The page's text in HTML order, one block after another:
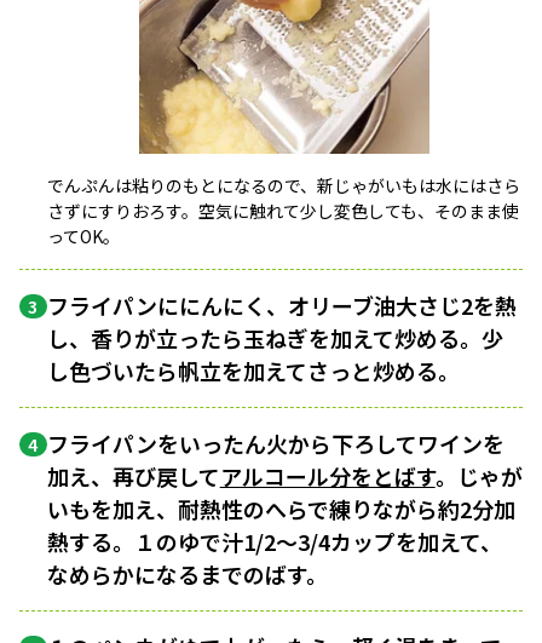
でんぷんは粘りのもとになるので、新じゃがいもは水にはさら
さずにすりおろす。空気に触れて少し変色しても、そのまま使
ってOK。
3 フライパンににんにく、オリーブ油大さじ2を熱
し、香りが立ったら玉ねぎを加えて炒める。少
し色づいたら帆立を加えてさっと炒める。
4 フライパンをいったん火から下ろしてワインを
加え、再び戻してアルコール分をとばす。じゃが
いもを加え、耐熱性のへらで練りながら約2分加
熱する。１のゆで汁1/2〜3/4カップを加えて、
なめらかになるまでのばす。